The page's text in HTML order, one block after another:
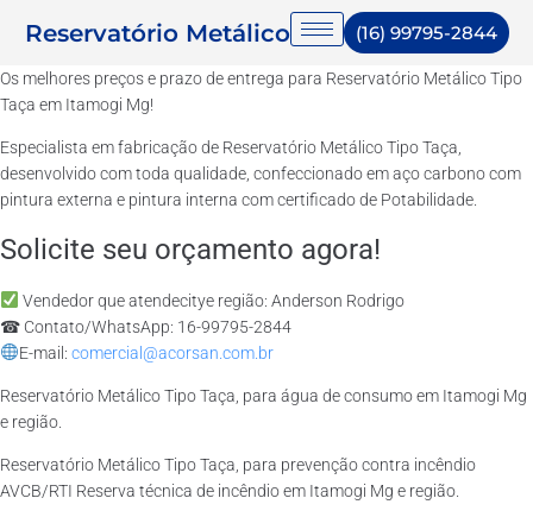
Reservatório Metálico (16) 99795-2844
Os melhores preços e prazo de entrega para Reservatório Metálico Tipo
Taça em Itamogi Mg!
Especialista em fabricação de Reservatório Metálico Tipo Taça,
desenvolvido com toda qualidade, confeccionado em aço carbono com
pintura externa e pintura interna com certificado de Potabilidade.
Solicite seu orçamento agora!
Vendedor que atendecitye região: Anderson Rodrigo
☎ Contato/WhatsApp: 16-99795-2844
E-mail: comercial@acorsan.com.br
Reservatório Metálico Tipo Taça, para água de consumo em Itamogi Mg
e região.
Reservatório Metálico Tipo Taça, para prevenção contra incêndio
AVCB/RTI Reserva técnica de incêndio em Itamogi Mg e região.